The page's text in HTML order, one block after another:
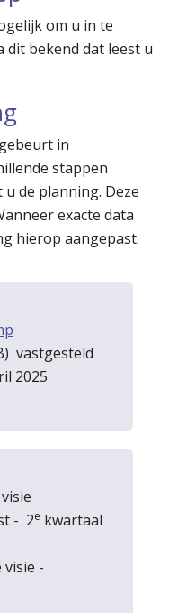
om u in te
dit bekend dat leest u
in
stappen
de planning. Deze
exacte data
hierop aangepast.
vastgesteld
2025
- 2e kwartaal
-